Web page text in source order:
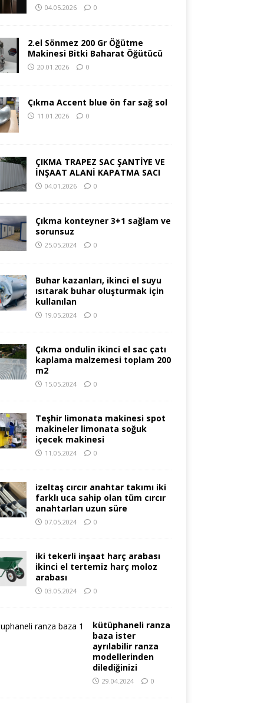
04.05.2026 0
2.el Sönmez 200 Gr Öğütme
Makinesi Bitki Baharat Öğütücü
20.01.2026 0
Çıkma Accent blue ön far sağ sol
11.01.2026 0
ÇIKMA TRAPEZ SAC ŞANTİYE VE
İNŞAAT ALANİ KAPATMA SACI
04.01.2026 0
Çıkma konteyner 3+1 sağlam ve
sorunsuz
25.05.2024 0
Buhar kazanları, ikinci el suyu
ısıtarak buhar oluşturmak için
kullanılan
19.05.2024 0
Çıkma ondulin ikinci el sac çatı
kaplama malzemesi toplam 200
m2
15.05.2024 0
Teşhir limonata makinesi spot
makineler limonata soğuk
içecek makinesi
11.05.2024 0
izeltaş cırcır anahtar takımı iki
farklı uca sahip olan tüm cırcır
anahtarları uzun süre
07.05.2024 0
iki tekerli inşaat harç arabası
ikinci el tertemiz harç moloz
arabası
03.05.2024 0
kütüphaneli ranza
baza ister
ayrılabilir ranza
modellerinden
dilediğinizi
29.04.2024 0